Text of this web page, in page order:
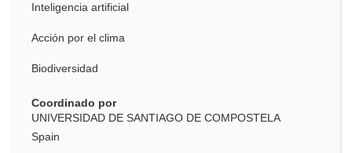
Inteligencia artificial
Acción por el clima
Biodiversidad
Coordinado por
UNIVERSIDAD DE SANTIAGO DE COMPOSTELA
Spain